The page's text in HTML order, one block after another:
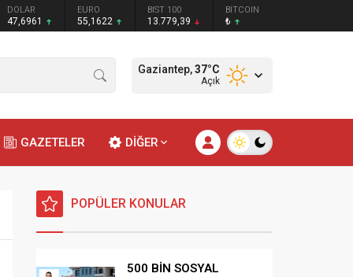
DOLAR
47,6961
EURO
55,1622
BIST 100
13.779,39
BITCOIN
₺
Gaziantep,37°C
Açık
GAZETELER DİĞER
POPÜLER KONULAR
500 BİN SOSYAL